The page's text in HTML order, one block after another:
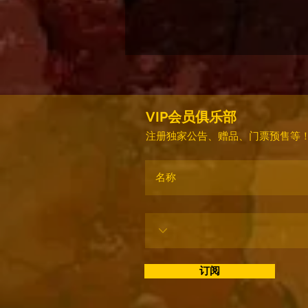
VIP会员俱乐部
注册独家公告、赠品、门票预售等
订阅